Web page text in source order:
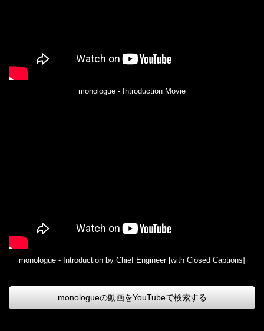
monologue - Introduction Movie
monologue - Introduction by Chief Engineer [with Closed Captions]
monologueの動画をYouTubeで検索する